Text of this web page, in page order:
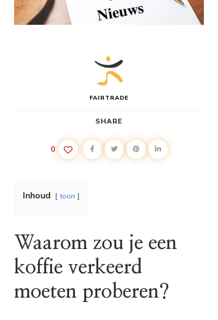
FAIRTRADE
SHARE
0
Inhoud toon
Waarom zou je een
koffie verkeerd
moeten proberen?